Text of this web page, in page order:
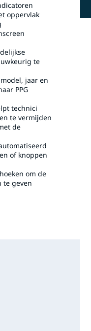
oppervlak
te
jaar en
PPG
technici
te vermijden
de
of knoppen
om de
te geven